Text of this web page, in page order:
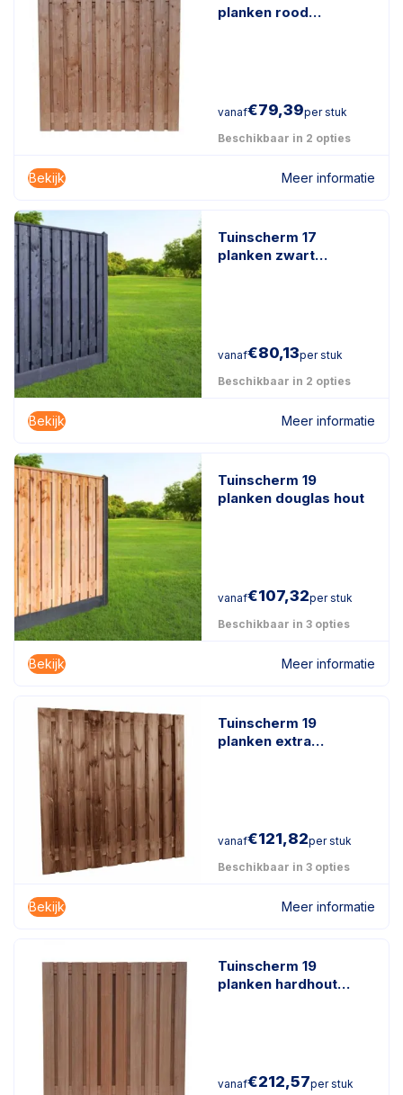
planken rood
vanaf€79,39per stuk
Beschikbaar in 2 opties
Bekijk Meer informatie
Tuinscherm 17
planken zwart
vanaf€80,13per stuk
Beschikbaar in 2 opties
Bekijk Meer informatie
Tuinscherm 19
planken douglas hout
vanaf€107,32per stuk
Beschikbaar in 3 opties
Bekijk Meer informatie
Tuinscherm 19
planken extra
vanaf€121,82per stuk
Beschikbaar in 3 opties
Bekijk Meer informatie
Tuinscherm 19
planken hardhout
vanaf€212,57per stuk